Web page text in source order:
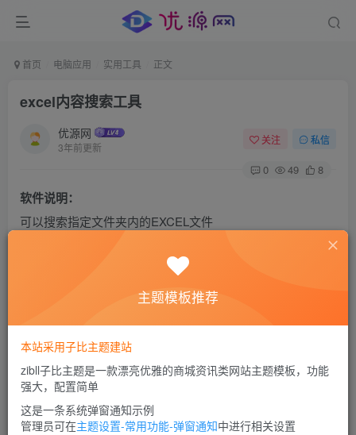
首页 电脑应用 实用工具 正文
excel内容搜索工具
优源网
3年前更新
关注 私信
0 49 8
软件说明：
可以搜索指定文件夹内的EXCEL文件
1.输入搜索内容后，按回车即可开始搜索。
2.可以选择不显示表内隐藏的内容
4.可以选择标题行和失败行颜色
5.增加搜索结果导出
6.支持文件拖放获取目录
7.单击前两列单元格可以选择打开文件夹或打开文件
主题模板推荐
本站采用子比主题建站
zibll子比主题是一款漂亮优雅的商城资讯类网站主题模板，功能
强大，配置简单
这是一条系统弹窗通知示例
管理员可在主题设置-常用功能-弹窗通知中进行相关设置